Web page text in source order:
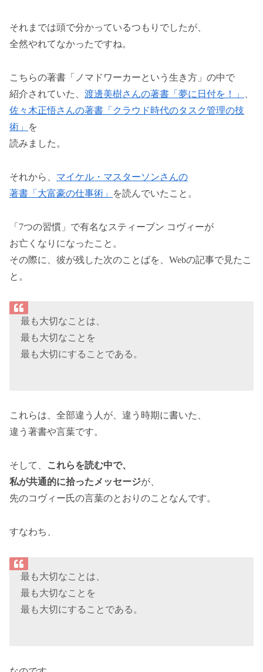
それまでは頭で分かっているつもりでしたが、
全然やれてなかったですね。
こちらの著書「ノマドワーカーという生き方」の中で
紹介されていた、 渡邊美樹さんの著書「夢に日付を！」
佐々木正悟さんの著書「クラウド時代のタスク管理の技
術」
を
読みました。
それから、 マイケル・マスターソンさんの
著書「大富豪の仕事術」
を読んでいたこと。
「7つの習慣」で有名なスティーブン コヴィーが
お亡くなりになったこと。
その際に、彼が残した次のことばを、Webの記事で見たこ
と。
最も大切なことは、
最も大切なことを
最も大切にすることである。
これらは、全部違う人が、違う時期に書いた、
違う著書や言葉です。
そして、
これらを読む中で、
私が共通的に拾ったメッセージが、
先のコヴィー氏の言葉のとおりのことなんです。
すなわち、
最も大切なことは、
最も大切なことを
最も大切にすることである。